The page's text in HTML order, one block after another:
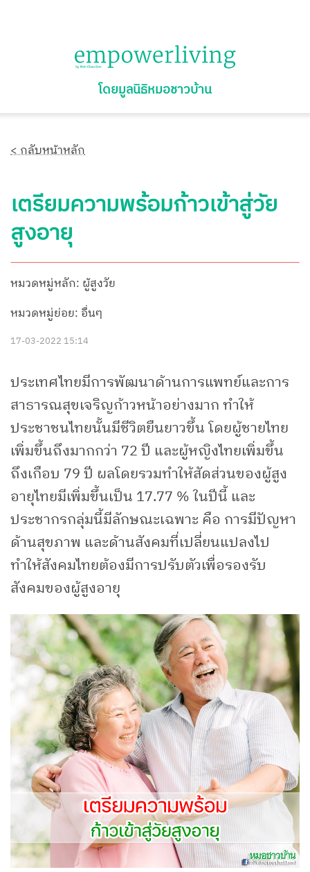
โดยมูลนิธิหมอชาวบ้าน
< กลับหน้าหลัก
เตรียมความพร้อมก้าวเข้าสู่วัย
สูงอายุ
หมวดหมู่หลัก: ผู้สูงวัย
หมวดหมู่ย่อย: อื่นๆ
17-03-2022 15:14
ประเทศไทยมีการพัฒนาด้านการแพทย์และการ
สาธารณสุขเจริญก้าวหน้าอย่างมาก ทำให้
ประชาชนไทยนั้นมีชีวิตยืนยาวขึ้น โดยผู้ชายไทย
เพิ่มขึ้นถึงมากกว่า 72 ปี และผู้หญิงไทยเพิ่มขึ้น
ถึงเกือบ 79 ปี ผลโดยรวมทำให้สัดส่วนของผู้สูง
อายุไทยมีเพิ่มขึ้นเป็น 17.77 % ในปีนี้ และ
ประชากรกลุ่มนี้มีลักษณะเฉพาะ คือ การมีปัญหา
ด้านสุขภาพ และด้านสังคมที่เปลี่ยนแปลงไป
ทำให้สังคมไทยต้องมีการปรับตัวเพื่อรองรับ
สังคมของผู้สูงอายุ